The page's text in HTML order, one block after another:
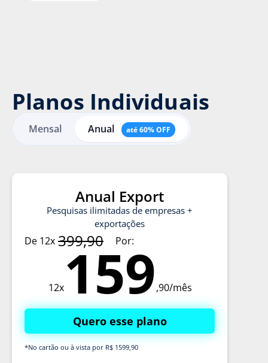
Planos Individuais
Mensal Anual até 60% OFF
Anual Export
Pesquisas ilimitadas de empresas +
exportações
De 12x 399,90 Por:
12x159,90/mês
Quero esse plano
*No cartão ou à vista por R$ 1599,90